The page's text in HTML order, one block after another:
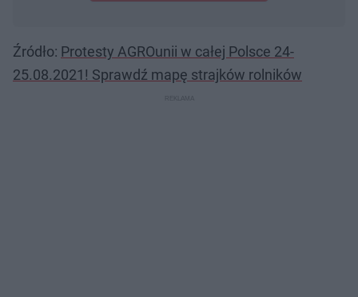
Źródło: Protesty AGROunii w całej Polsce 24-
25.08.2021! Sprawdź mapę strajków rolników